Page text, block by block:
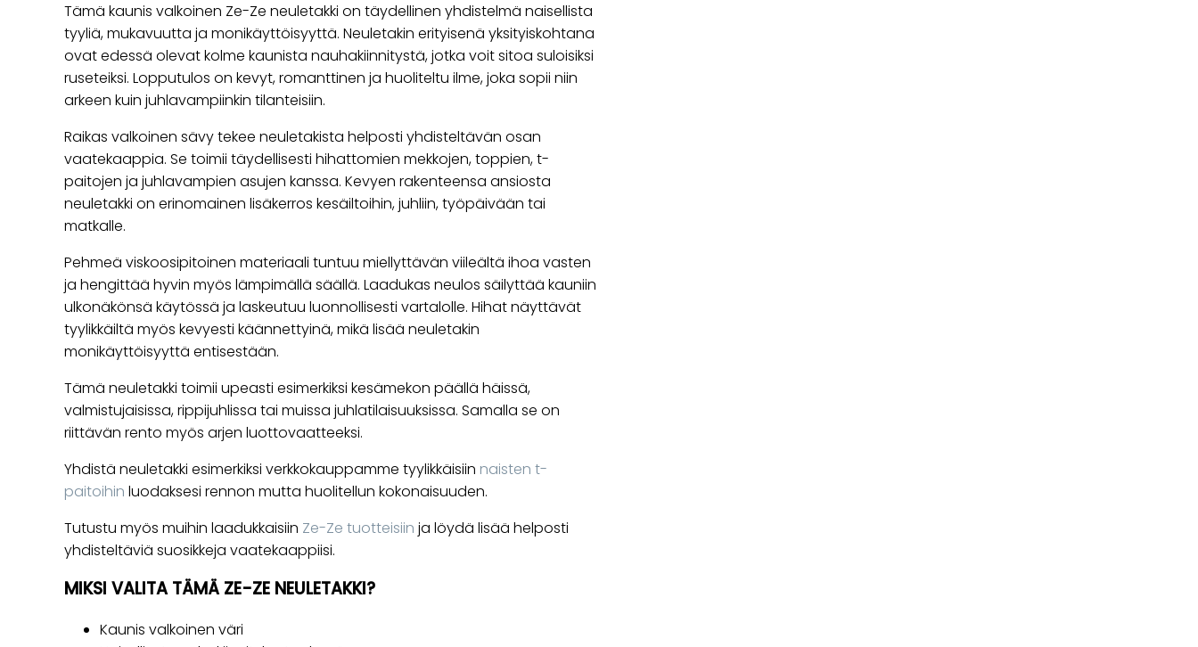
Tämä kaunis valkoinen Ze-Ze neuletakki on täydellinen yhdistelmä naisellista
tyyliä, mukavuutta ja monikäyttöisyyttä. Neuletakin erityisenä yksityiskohtana
ovat edessä olevat kolme kaunista nauhakiinnitystä, jotka voit sitoa suloisiksi
ruseteiksi. Lopputulos on kevyt, romanttinen ja huoliteltu ilme, joka sopii niin
arkeen kuin juhlavampiinkin tilanteisiin.
Raikas valkoinen sävy tekee neuletakista helposti yhdisteltävän osan
vaatekaappia. Se toimii täydellisesti hihattomien mekkojen, toppien, t-
paitojen ja juhlavampien asujen kanssa. Kevyen rakenteensa ansiosta
neuletakki on erinomainen lisäkerros kesäiltoihin, juhliin, työpäivään tai
matkalle.
Pehmeä viskoosipitoinen materiaali tuntuu miellyttävän viileältä ihoa vasten
ja hengittää hyvin myös lämpimällä säällä. Laadukas neulos säilyttää kauniin
ulkonäkönsä käytössä ja laskeutuu luonnollisesti vartalolle. Hihat näyttävät
tyylikkäiltä myös kevyesti käännettyinä, mikä lisää neuletakin
monikäyttöisyyttä entisestään.
Tämä neuletakki toimii upeasti esimerkiksi kesämekon päällä häissä,
valmistujaisissa, rippijuhlissa tai muissa juhlatilaisuuksissa. Samalla se on
riittävän rento myös arjen luottovaatteeksi.
Yhdistä neuletakki esimerkiksi verkkokauppamme tyylikkäisiin naisten t-
paitoihin luodaksesi rennon mutta huolitellun kokonaisuuden.
Tutustu myös muihin laadukkaisiin Ze-Ze tuotteisiin ja löydä lisää helposti
yhdisteltäviä suosikkeja vaatekaappiisi.
MIKSI VALITA TÄMÄ ZE-ZE NEULETAKKI?
Kaunis valkoinen väri